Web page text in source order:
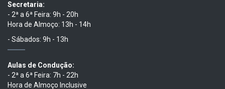
Secretaria:
- 2ª a 6ª Feira: 9h - 20h
Hora de Almoço: 13h - 14h
- Sábados: 9h - 13h
Aulas de Condução:
- 2ª a 6ª Feira: 7h - 22h
Hora de Almoço Inclusive